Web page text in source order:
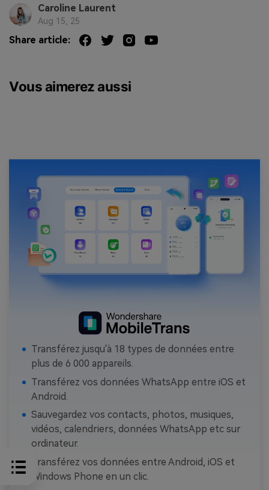
Caroline Laurent
Aug 15, 25
Share article:
Vous aimerez aussi
Transférez jusqu'à 18 types de données entre
plus de 6 000 appareils.
Transférez vos données WhatsApp entre iOS et
Android.
Sauvegardez vos contacts, photos, musiques,
vidéos, calendriers, données WhatsApp etc sur
ordinateur.
Transférez vos données entre Android, iOS et
Windows Phone en un clic.